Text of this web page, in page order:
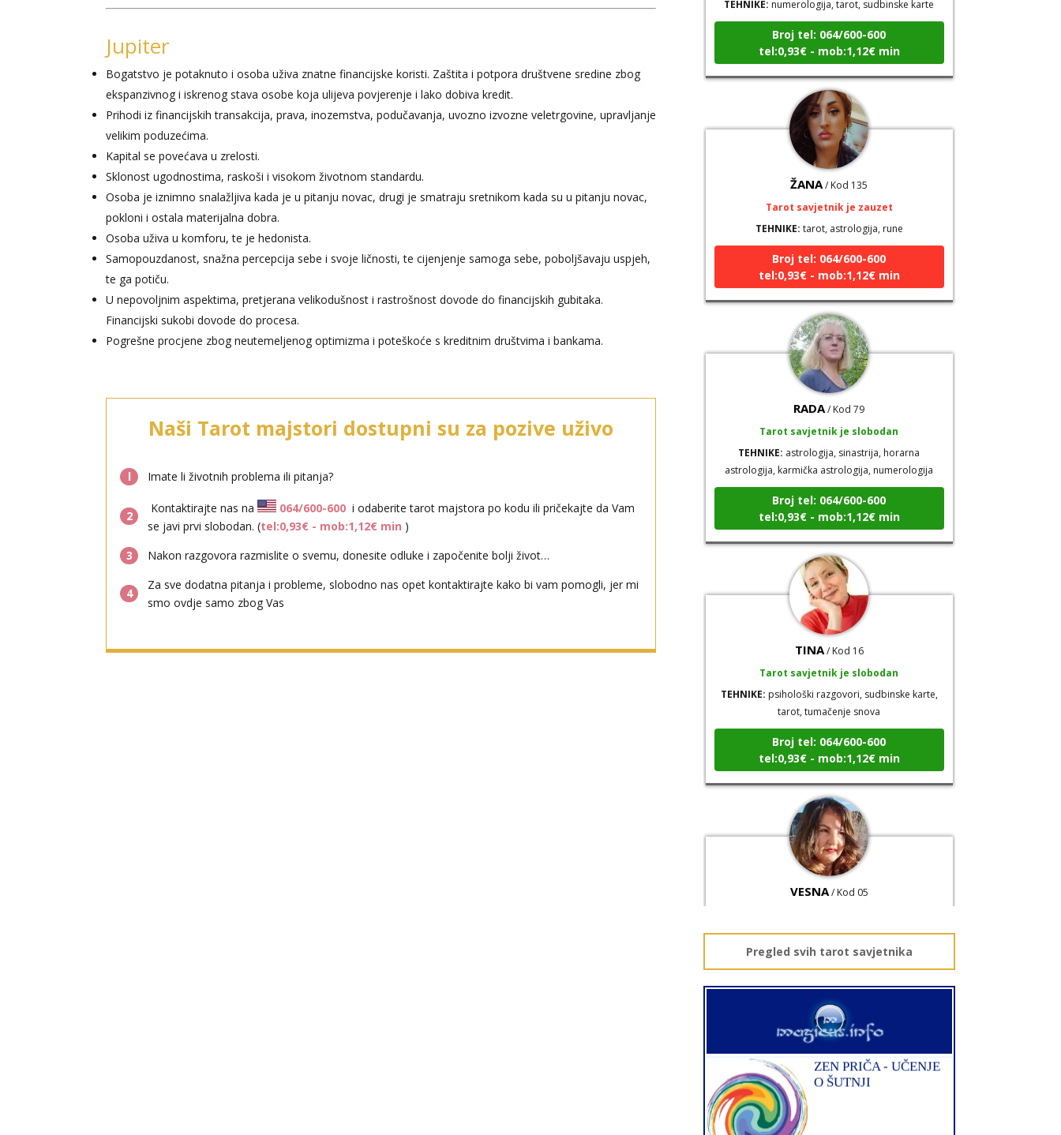
Jupiter
Bogatstvo je potaknuto i osoba uživa znatne financijske koristi. Zaštita i potpora društvene sredine zbog
ekspanzivnog i iskrenog stava osobe koja ulijeva povjerenje i lako dobiva kredit.
Prihodi iz financijskih transakcija, prava, inozemstva, podučavanja, uvozno izvozne veletrgovine, upravljanje
velikim poduzećima.
Kapital se povećava u zrelosti.
Sklonost ugodnostima, raskoši i visokom životnom standardu.
Osoba je iznimno snalažljiva kada je u pitanju novac, drugi je smatraju sretnikom kada su u pitanju novac,
pokloni i ostala materijalna dobra.
Osoba uživa u komforu, te je hedonista.
Samopouzdanost, snažna percepcija sebe i svoje ličnosti, te cijenjenje samoga sebe, poboljšavaju uspjeh,
te ga potiču.
U nepovoljnim aspektima, pretjerana velikodušnost i rastrošnost dovode do financijskih gubitaka.
Financijski sukobi dovode do procesa.
Pogrešne procjene zbog neutemeljenog optimizma i poteškoće s kreditnim društvima i bankama.
Naši Tarot majstori dostupni su za pozive uživo
l Imate li životnih problema ili pitanja?
2
Kontaktirajte nas na 064/600-600 i odaberite tarot majstora po kodu ili pričekajte da Vam
se javi prvi slobodan. (tel:0,93€ - mob:1,12€ min )
3
Nakon razgovora razmislite o svemu, donesite odluke i započenite bolji život…
4
Za sve dodatna pitanja i probleme, slobodno nas opet kontaktirajte kako bi vam pomogli, jer mi
smo ovdje samo zbog Vas
tel:0,93€ - mob:1,12€ min
ŽANA/ Kod 135
Tarot savjetnik je zauzet
TEHNIKE:tarot, astrologija, rune
tel:0,93€ - mob:1,12€ min
RADA/ Kod 79
Tarot savjetnik je slobodan
TEHNIKE:astrologija, sinastrija, horarna
astrologija, karmička astrologija, numerologija
tel:0,93€ - mob:1,12€ min
TINA/ Kod 16
Tarot savjetnik je slobodan
TEHNIKE: psihološki razgovori, sudbinske karte,
tarot, tumačenje snova
tel:0,93€ - mob:1,12€ min
VESNA/ Kod 05
Tarot savjetnik je slobodan
visak, yi ching, knjiga promjena mudrosti, rune,
izrada runskih amajlija
Broj tel: 064/600-600
tel:0,93€ - mob:1,12€ min
Pregled svih tarot savjetnika